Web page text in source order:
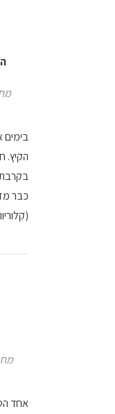
בימים
הקיץ.
כבר
אחד